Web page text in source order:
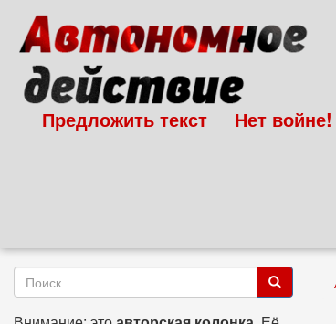
основному
содержанию
Предложить текст Нет войне!
Форма
поиска